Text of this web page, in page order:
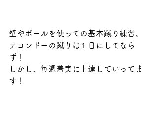
壁やポールを使っての基本蹴り練習。
テコンドーの蹴りは１日にしてなら
ず！
しかし、毎週着実に上達していってま
す！